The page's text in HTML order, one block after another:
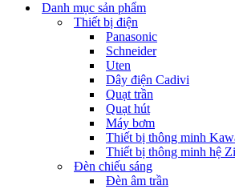
Danh mục sản phẩm
Thiết bị điện
Panasonic
Schneider
Uten
Dây điện Cadivi
Quạt trần
Quạt hút
Máy bơm
Thiết bị thông minh
Thiết bị thông minh hệ
Đèn chiếu sáng
Đèn âm trần